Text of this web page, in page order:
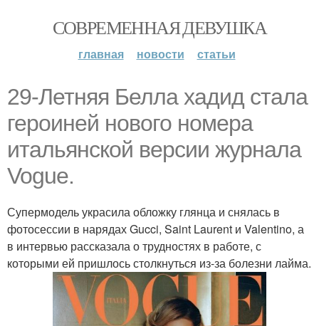
СОВРЕМЕННАЯ ДЕВУШКА
главная новости статьи
29-Летняя Белла хадид стала
героиней нового номера
итальянской версии журнала
Vogue.
Супермодель украсила обложку глянца и снялась в
фотосессии в нарядах Gucci, Saint Laurent и Valentino, а
в интервью рассказала о трудностях в работе, с
которыми ей пришлось столкнуться из-за болезни лайма.